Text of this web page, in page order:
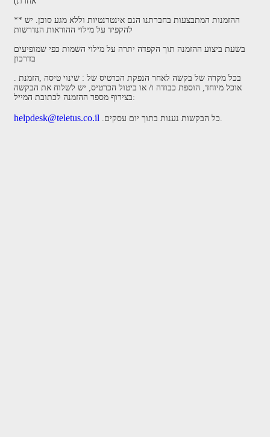
** ההזמנות המתבצעות בחברתנו הנם אינטרנטיות וללא מגע סוכן. יש
להקפיד על מילוי ההוראות הנדרשות
בשעת ביצוע ההזמנה תוך הקפדה יתרה על מילוי השמות כפי שמופיעים
בדרכון
אוכל מיוחד, הוספת כבודה ו/ או ביטול הכרטיס, יש לשלוח את הבקשה
בצירוף מספר ההזמנה לכתובת המייל:
helpdesk@teletus.co.il